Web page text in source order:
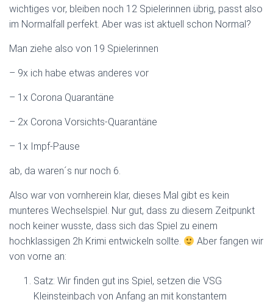
wichtiges vor, bleiben noch 12 Spielerinnen übrig, passt also
im Normalfall perfekt. Aber was ist aktuell schon Normal?
Man ziehe also von 19 Spielerinnen
– 9x ich habe etwas anderes vor
– 1x Corona Quarantäne
– 2x Corona Vorsichts-Quarantäne
– 1x Impf-Pause
ab, da waren´s nur noch 6.
Also war von vornherein klar, dieses Mal gibt es kein
munteres Wechselspiel. Nur gut, dass zu diesem Zeitpunkt
noch keiner wusste, dass sich das Spiel zu einem
hochklassigen 2h Krimi entwickeln sollte.
Aber fangen wir
von vorne an:
Satz: Wir finden gut ins Spiel, setzen die VSG
Kleinsteinbach von Anfang an mit konstantem